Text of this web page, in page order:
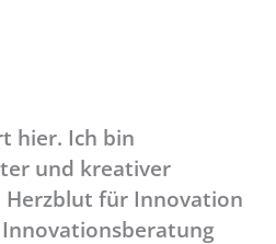
hier. Ich bin
und kreativer
Herzblut für Innovation